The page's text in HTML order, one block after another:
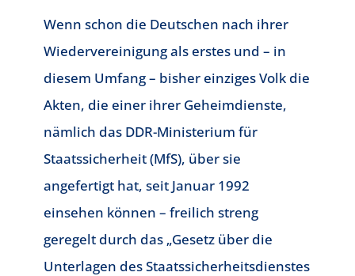
Wenn schon die Deutschen nach ihrer
Wiedervereinigung als erstes und – in
diesem Umfang – bisher einziges Volk die
Akten, die einer ihrer Geheimdienste,
nämlich das DDR-Ministerium für
Staatssicherheit (MfS), über sie
angefertigt hat, seit Januar 1992
einsehen können – freilich streng
geregelt durch das „Gesetz über die
Unterlagen des Staatssicherheitsdienstes